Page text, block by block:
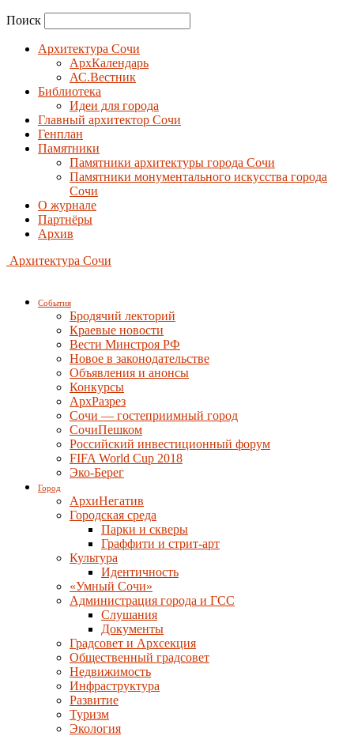
Поиск
Архитектура Сочи
АрхКалендарь
АС.Вестник
Библиотека
Идеи для города
Главный архитектор Сочи
Генплан
Памятники
Памятники архитектуры города Сочи
Памятники монументального искусства города
Сочи
О журнале
Партнёры
Архив
Архитектура Сочи
События
Бродячий лекторий
Краевые новости
Вести Минстроя РФ
Новое в законодательстве
Объявления и анонсы
Конкурсы
АрхРазрез
Сочи — гостеприимный город
СочиПешком
Российский инвестиционный форум
FIFA World Cup 2018
Эко-Берег
Город
АрхиНегатив
Городская среда
Парки и скверы
Граффити и стрит-арт
Культура
Идентичность
«Умный Сочи»
Администрация города и ГСС
Слушания
Документы
Градсовет и Архсекция
Общественный градсовет
Недвижимость
Инфраструктура
Развитие
Туризм
Экология